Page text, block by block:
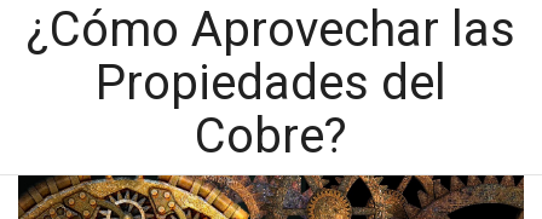
¿Cómo Aprovechar las
Propiedades del
Cobre?